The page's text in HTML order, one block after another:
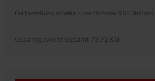
Bei Bestellung innerhalb der nächsten 9:08 Stunden.
Gesamtgewicht Gesamt 73.72 KG